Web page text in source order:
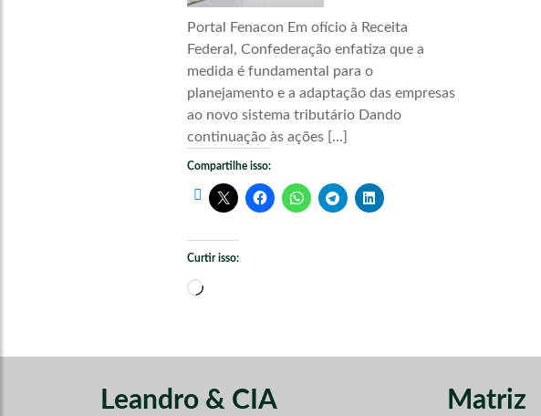
Portal Fenacon Em ofício à Receita
Federal, Confederação enfatiza que a
medida é fundamental para o
planejamento e a adaptação das empresas
ao novo sistema tributário Dando
continuação às ações […]
Compartilhe isso:
Curtir isso:
Carregando...
Leandro & CIA Matriz